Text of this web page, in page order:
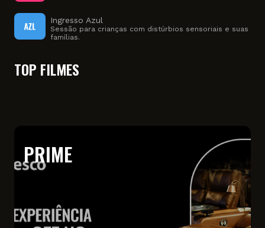
Ingresso Azul
Sessão para crianças com distúrbios sensoriais e suas
famílias.
TOP FILMES
PRIME